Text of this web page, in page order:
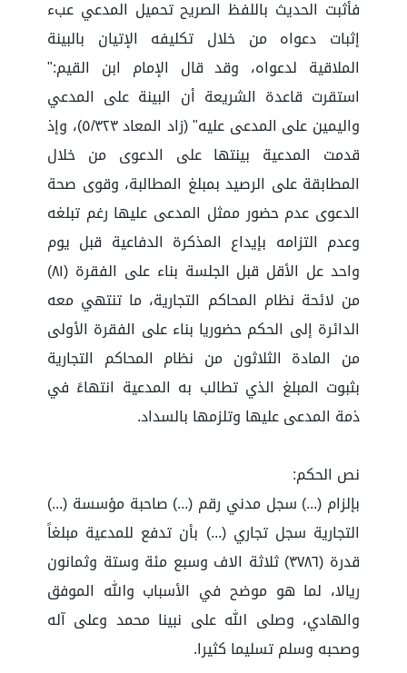
فأثبت الحديث باللفظ الصريح تحميل المدعي عبء
إثبات دعواه من خلال تكليفه الإتيان بالبينة
الملاقية لدعواه، وقد قال الإمام ابن القيم:"
استقرت قاعدة الشريعة أن البينة على المدعي
واليمين على المدعى عليه" (زاد المعاد ٥/٣٢٣)، وإذ
قدمت المدعية بينتها على الدعوى من خلال
المطابقة على الرصيد بمبلغ المطالبة، وقوى صحة
الدعوى عدم حضور ممثل المدعى عليها رغم تبلغه
وعدم التزامه بإيداع المذكرة الدفاعية قبل يوم
واحد عل الأقل قبل الجلسة بناء على الفقرة (٨١)
من لائحة نظام المحاكم التجارية، ما تنتهي معه
الدائرة إلى الحكم حضوريا بناء على الفقرة الأولى
من المادة الثلاثون من نظام المحاكم التجارية
بثبوت المبلغ الذي تطالب به المدعية انتهاءً في
ذمة المدعى عليها وتلزمها بالسداد.
نص الحكم:
بإلزام (...) سجل مدني رقم (...) صاحبة مؤسسة (...)
التجارية سجل تجاري (...) بأن تدفع للمدعية مبلغاً
قدرة (٣٧٨٦) ثلاثة الاف وسبع مئة وستة وثمانون
ريالا، لما هو موضح في الأسباب والله الموفق
والهادي، وصلى الله على نبينا محمد وعلى آله
وصحبه وسلم تسليما كثيرا.